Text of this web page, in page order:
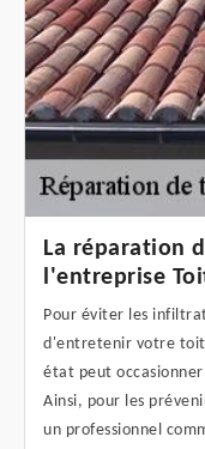
La réparation
l'entreprise
Pour éviter les
d'entretenir votre
état peut
Ainsi, pour les
un professionnel